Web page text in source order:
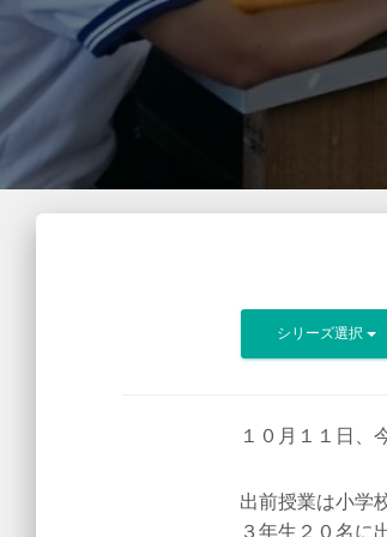
シリーズ選択
１０月１１日、
出前授業は小学
３年生２０名に